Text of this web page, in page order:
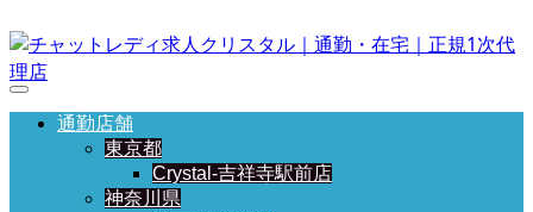
通勤店舗
東京都
Crystal-吉祥寺駅前店
神奈川県